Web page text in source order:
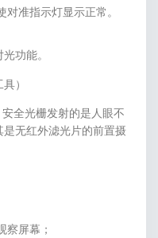
准指示灯显示正常。
功能。
）
全光栅发射的是人眼不
无红外滤光片的前置摄
察屏幕；